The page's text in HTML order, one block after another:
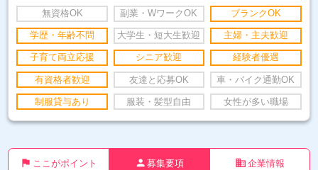
無資格OK 副業・WワークOK ブランクOK
学歴・年齢不問 大学生・短大生歓迎 主婦・主夫歓迎
子育て両立応援 シニア歓迎 経験者優遇
有資格者歓迎 友達と応募OK 車・バイク通勤OK
制服貸与あり 服装・髪型自由 女性が多い職場
flag ここがポイント person 募集要項 business 企業情報